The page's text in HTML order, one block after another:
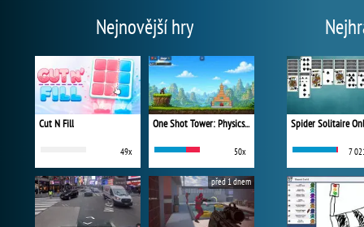
Nejnovější hry
Cut N Fill
49x
One Shot Tower: Physics Destroyer
50x
před 1 dnem
Spider Solitaire
7